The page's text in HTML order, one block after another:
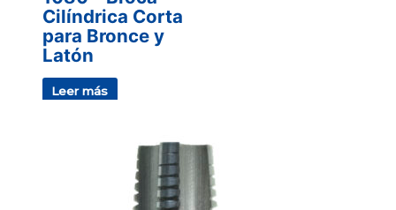
Cilíndrica Corta
para Bronce y
Latón
Leer más